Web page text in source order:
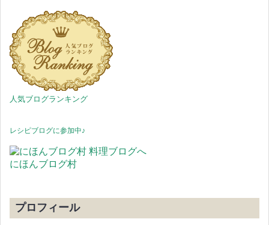
人気ブログランキング
レシピブログに参加中♪
にほんブログ村
プロフィール